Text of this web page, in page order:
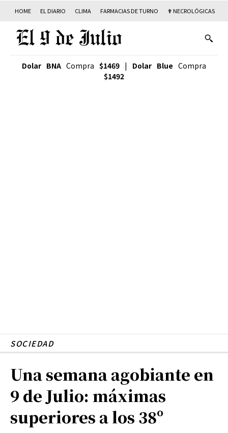
HOME EL DIARIO CLIMA FARMACIAS DE TURNO ✟ NECROLÓGICAS
Dolar BNA Compra $1469 | Dolar Blue Compra
$1492
SOCIEDAD
Una semana agobiante en
9 de Julio: máximas
superiores a los 38º